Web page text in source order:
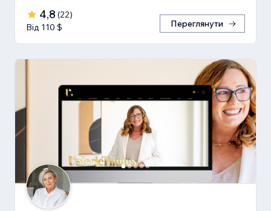
4,8 (22)
Від 110 $
Переглянути